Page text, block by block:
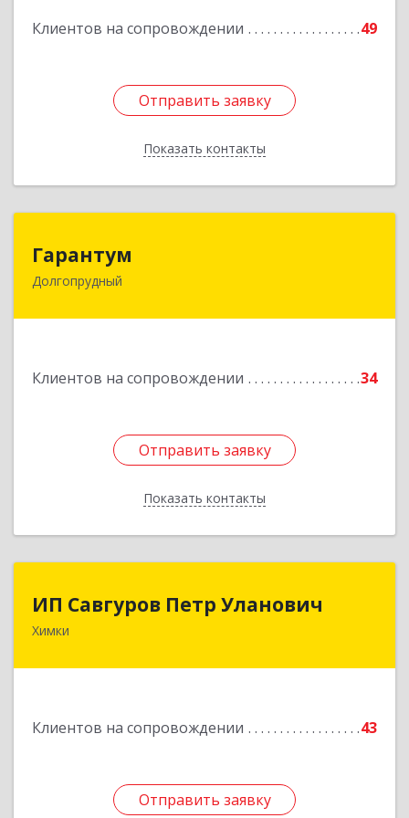
Клиентов на сопровождении 49
Отправить заявку
Показать контакты
Отправить заявку
Назад
Гарантум
Долгопрудный
Клиентов на сопровождении 34
Отправить заявку
Показать контакты
141707, Московская обл, Долгопрудный г,
Отправить заявку
Назад
ИП Савгуров Петр Уланович
Химки
Клиентов на сопровождении 43
Отправить заявку
141407, Московская обл, Химки г, Молодежная
Отправить заявку